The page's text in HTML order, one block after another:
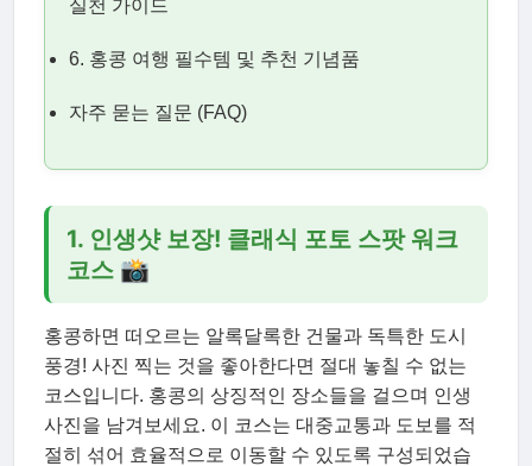
실천 가이드
6. 홍콩 여행 필수템 및 추천 기념품
자주 묻는 질문 (FAQ)
1. 인생샷 보장! 클래식 포토 스팟 워크
코스 📸
홍콩하면 떠오르는 알록달록한 건물과 독특한 도시
풍경! 사진 찍는 것을 좋아한다면 절대 놓칠 수 없는
코스입니다. 홍콩의 상징적인 장소들을 걸으며 인생
사진을 남겨보세요. 이 코스는 대중교통과 도보를 적
절히 섞어 효율적으로 이동할 수 있도록 구성되었습